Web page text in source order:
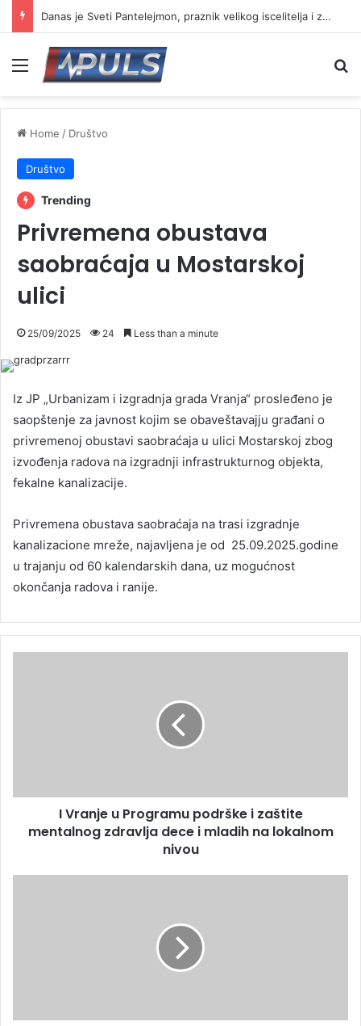
Danas je Sveti Pantelejmon, praznik velikog iscelitelja i zaštitnika bolesnih
Menu
Home / Društvo
Društvo
Trending
Privremena obustava
saobraćaja u Mostarskoj
ulici
25/09/2025 24 Less than a minute
Iz JP „Urbanizam i izgradnja grada Vranja“ prosleđeno je
saopštenje za javnost kojim se obaveštavajju građani o
privremenoj obustavi saobraćaja u ulici Mostarskoj zbog
izvođenja radova na izgradnji infrastrukturnog objekta,
fekalne kanalizacije.
Privremena obustava saobraćaja na trasi izgradnje
kanalizacione mreže, najavljena je od 25.09.2025.godine
u trajanju od 60 kalendarskih dana, uz mogućnost
okončanja radova i ranije.
I Vranje u Programu podrške i zaštite
mentalnog zdravlja dece i mladih na lokalnom
nivou